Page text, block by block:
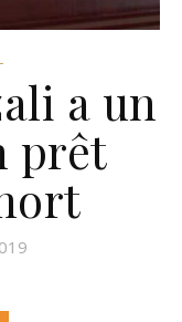
a un
prêt